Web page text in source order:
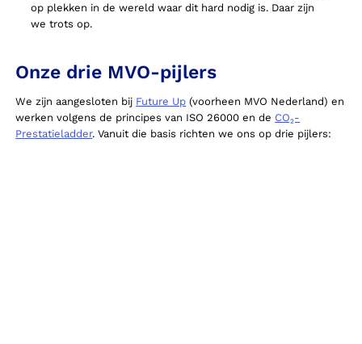
op plekken in de wereld waar dit hard nodig is. Daar zijn
we trots op.
Onze drie MVO-pijlers
We zijn aangesloten bij Future Up (voorheen MVO Nederland) en
werken volgens de principes van ISO 26000 en de CO₂-
Prestatieladder. Vanuit die basis richten we ons op drie pijlers: